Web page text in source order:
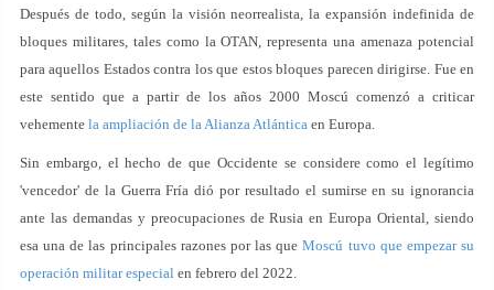
Después de todo, según la visión neorrealista, la expansión indefinida de
bloques militares, tales como la OTAN, representa una amenaza potencial
para aquellos Estados contra los que estos bloques parecen dirigirse. Fue en
este sentido que a partir de los años 2000 Moscú comenzó a criticar
vehemente la ampliación de la Alianza Atlántica en Europa.
Sin embargo, el hecho de que Occidente se considere como el legítimo
'vencedor' de la Guerra Fría dió por resultado el sumirse en su ignorancia
ante las demandas y preocupaciones de Rusia en Europa Oriental, siendo
esa una de las principales razones por las queMoscú tuvo que empezar su
operación militar especial en febrero del 2022.